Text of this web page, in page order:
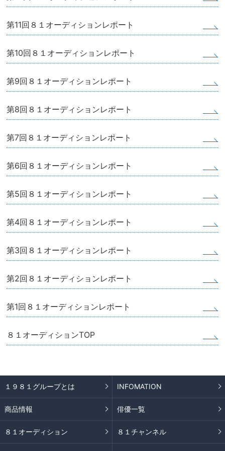
第11回８１オーディションレポート
第10回８１オーディションレポート
第9回８１オーディションレポート
第8回８１オーディションレポート
第7回８１オーディションレポート
第6回８１オーディションレポート
第5回８１オーディションレポート
第4回８１オーディションレポート
第3回８１オーディションレポート
第2回８１オーディションレポート
第1回８１オーディションレポート
８１オーディションTOP
１９８１グループとは INFOMATION
商品情報 俳優一覧
８１オーディション ８１チャンネル